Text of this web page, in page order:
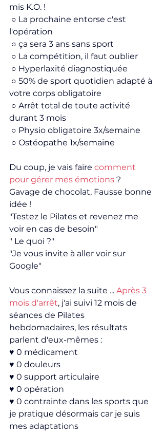
mis K.O. !
○ La prochaine entorse c'est
l'opération
○ ça sera 3 ans sans sport
○ La compétition, il faut oublier
○ Hyperlaxité diagnostiquée
○ 50% de sport quotidien adapté à
votre corps obligatoire
○ Arrêt total de toute activité
durant 3 mois
○ Physio obligatoire 3x/semaine
○ Ostéopathe 1x/semaine
Du coup, je vais faire comment
pour gérer mes émotions ?
Gavage de chocolat, Fausse bonne
idée !
"Testez le Pilates et revenez me
voir en cas de besoin"
" Le quoi ?"
"Je vous invite à aller voir sur
Google"
Vous connaissez la suite ... Après 3
mois d'arrêt, j'ai suivi 12 mois de
séances de Pilates
hebdomadaires, les résultats
parlent d'eux-mêmes :
♥ 0 médicament
♥ 0 douleurs
♥ 0 support articulaire
♥ 0 opération
♥ 0 contrainte dans les sports que
je pratique désormais car je suis
mes adaptations